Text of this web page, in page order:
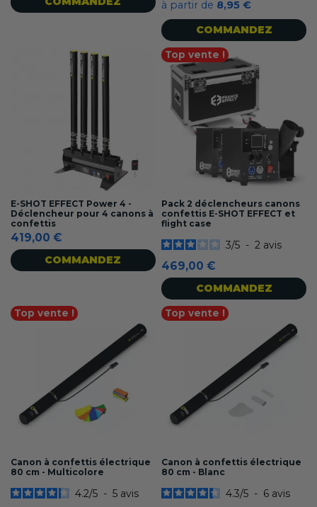
à partir de 8,95 €
COMMANDEZ
E-SHOT EFFECT Power 4 -
Déclencheur pour 4 canons à
confettis
419,00 €
COMMANDEZ
Top vente !
Pack 2 déclencheurs canons
confettis E-SHOT EFFECT et
flight case
3/5 - 2 avis
469,00 €
COMMANDEZ
Top vente !
Canon à confettis électrique
80 cm - Multicolore
4.2/5 - 5 avis
Top vente !
Canon à confettis électrique
80 cm - Blanc
4.3/5 - 6 avis